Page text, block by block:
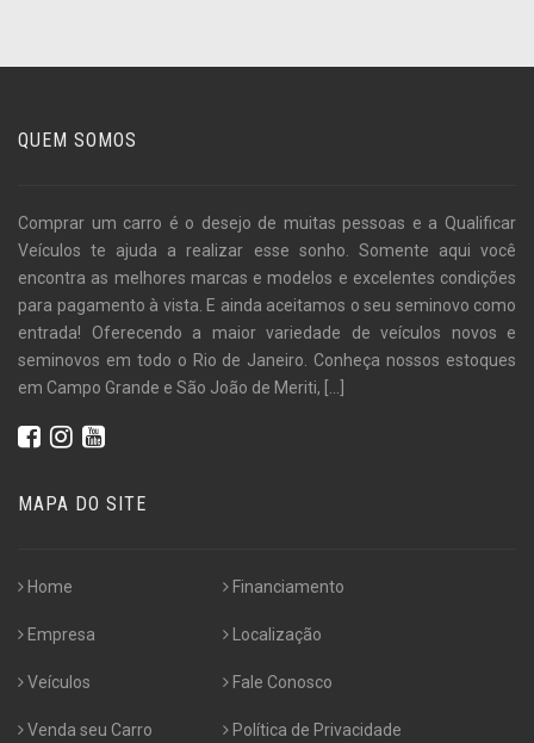
QUEM SOMOS
Comprar um carro é o desejo de muitas pessoas e a Qualificar
Veículos te ajuda a realizar esse sonho. Somente aqui você
encontra as melhores marcas e modelos e excelentes condições
para pagamento à vista. E ainda aceitamos o seu seminovo como
entrada! Oferecendo a maior variedade de veículos novos e
seminovos em todo o Rio de Janeiro. Conheça nossos estoques
em Campo Grande e São João de Meriti, [...]
MAPA DO SITE
Home
Empresa
Veículos
Venda seu Carro
Financiamento
Localização
Fale Conosco
Política de Privacidade